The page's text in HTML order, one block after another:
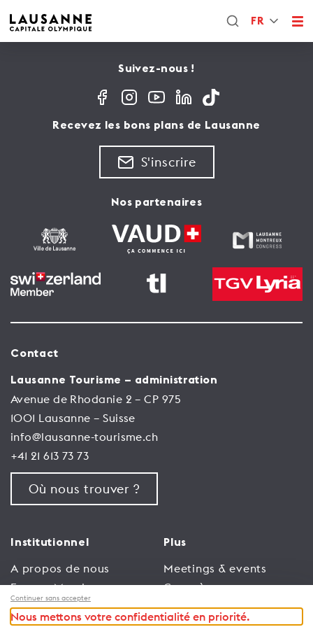
FR
Suivez-nous !
Recevez les bons plans de Lausanne
S'inscrire
Nos partenaires
Contact
Lausanne Tourisme – administration
Avenue de Rhodanie 2 – CP 975
1001 Lausanne – Suisse
info@lausanne-tourisme.ch
+41 21 613 73 73
Où nous trouver ?
Institutionnel
A propos de nous
Espace Membres
Emploi
Plus
Meetings & events
Congrès
Trade
Continuer sans accepter
Nous mettons votre confidentialité en priorité.